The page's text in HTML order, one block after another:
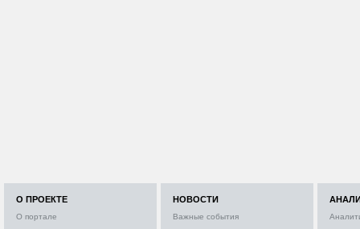
О ПРОЕКТЕ
О портале
НОВОСТИ
Важные события